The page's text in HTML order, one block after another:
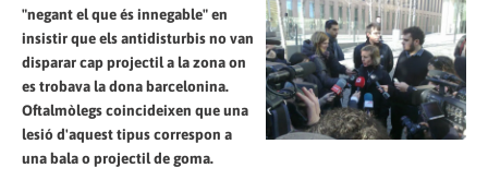
"negant el que és innegable" en
insistir que els antidisturbis no van
disparar cap projectil a la zona on
es trobava la dona barcelonina.
Oftalmòlegs coincideixen que una
lesió d'aquest tipus correspon a
una bala o projectil de goma.